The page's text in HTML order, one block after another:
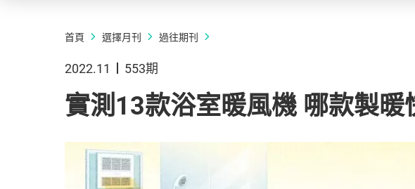
首頁 選擇月刊 過往期刊
2022.11 553期
實測13款浴室暖風機 哪款製暖